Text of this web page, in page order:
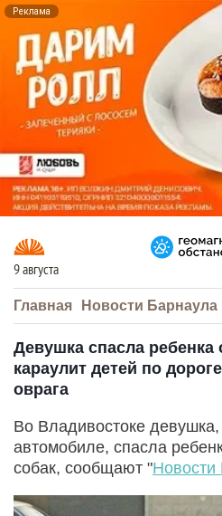
Реклама
9 августа
Главная Новости Барнаула
Девушка спасла ребенка
караулит детей по
оврага
Во Владивостоке
автомобиле, спасла
собак, сообщают "Новости